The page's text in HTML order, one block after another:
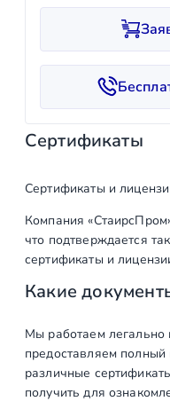
е
в
о
о
а
р
а
В
р
х
н
и
Сертификаты
Сертификаты и
Компания
что подтверждается
сертификаты и
Какие
Мы работаем
предоставляем полный
различные
получить для